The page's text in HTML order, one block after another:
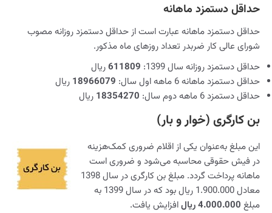
حداقل دستمزد ماهانه
حداقل دستمزد ماهانه عبارت است از حداقل دستمزد روزانه مصوب
شورای عالی کار ضربدر تعداد روزهای ماه مذکور.
حداقل دستمزد روزانه سال 1399:
611809ریال
حداقل دستمزد ماهانه 6 ماهه اول سال:
18966079 ریال
حداقل دستمزد 6 ماهه دوم سال:
18354270 ریال
بن کارگری (خوار و بار)
این مبلغ به‌‌عنوان یکی از اقلام ضروری کمک‌هزینه
در فیش حقوقی محاسبه می‌شود و ضروری است
ماهانه پرداخت گردد. مبلغ بن کارگری در سال 1398
معادل 1.900.000 ریال بود که در سال 1399 به
مبلغ 4.000.000 ریال
افزایش یافت.